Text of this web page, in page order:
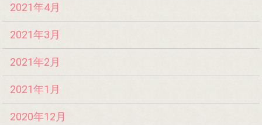
2021年4月
2021年3月
2021年2月
2021年1月
2020年12月